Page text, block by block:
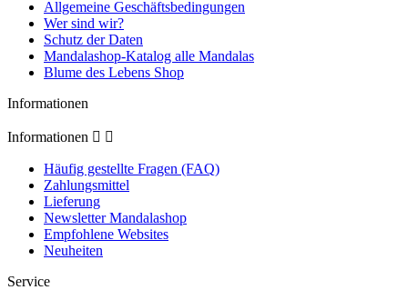
Allgemeine Geschäftsbedingungen
Wer sind wir?
Schutz der Daten
Mandalashop-Katalog alle Mandalas
Blume des Lebens Shop
Informationen
Informationen  
Häufig gestellte Fragen (FAQ)
Zahlungsmittel
Lieferung
Newsletter Mandalashop
Empfohlene Websites
Neuheiten
Service